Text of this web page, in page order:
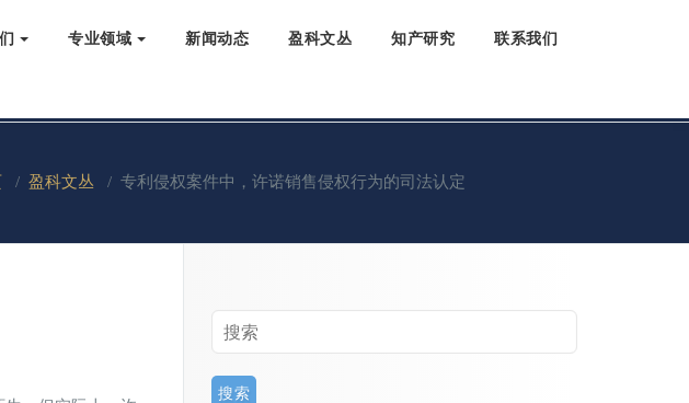
专业领域 新闻动态 盈科文丛 知产研究 联系我们
/ 盈科文丛 / 专利侵权案件中，许诺销售侵权行为的司法认定